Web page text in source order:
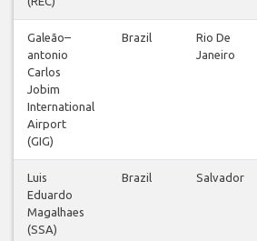
Galeão–
antonio
Carlos
Jobim
International
Airport
(GIG)
Brazil
Rio De
Janeiro
Luis
Eduardo
Magalhaes
(SSA)
Brazil Salvador